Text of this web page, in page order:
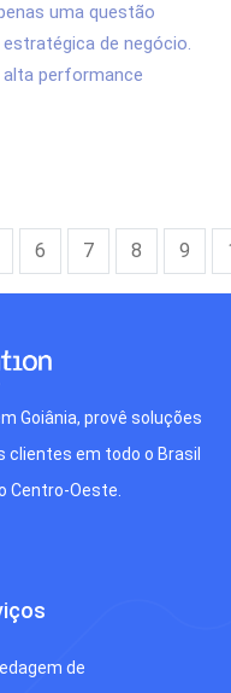
uma questão
de negócio.
alta performance
6 7 8 9
Goiânia, provê soluções
em todo o Brasil
Centro-Oeste.
de